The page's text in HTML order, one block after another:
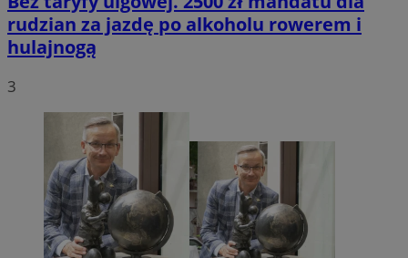
rudzian za jazdę po alkoholu rowerem i
hulajnogą
3